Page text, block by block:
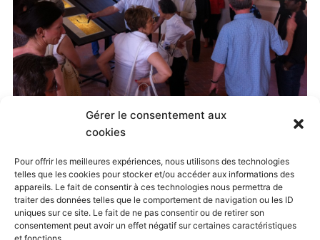
Gérer le consentement aux
cookies
Pour offrir les meilleures expériences, nous utilisons des technologies
telles que les cookies pour stocker et/ou accéder aux informations des
appareils. Le fait de consentir à ces technologies nous permettra de
traiter des données telles que le comportement de navigation ou les ID
uniques sur ce site. Le fait de ne pas consentir ou de retirer son
consentement peut avoir un effet négatif sur certaines caractéristiques
11 octobre 2014
Visite Oratoire de Nancy, juillet 2013. Both comments
and trackbacks are currently closed.
← Previous